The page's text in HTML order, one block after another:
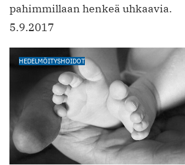
pahimmillaan henkeä uhkaavia.
5.9.2017
HEDELMÖITYSHOIDOT